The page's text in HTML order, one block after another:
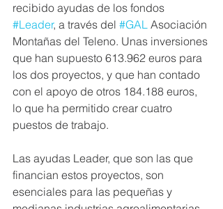
recibido ayudas de los fondos
#Leader, a través del #GAL Asociación
Montañas del Teleno. Unas inversiones
que han supuesto 613.962 euros para
los dos proyectos, y que han contado
con el apoyo de otros 184.188 euros,
lo que ha permitido crear cuatro
puestos de trabajo.
Las ayudas Leader, que son las que
financian estos proyectos, son
esenciales para las pequeñas y